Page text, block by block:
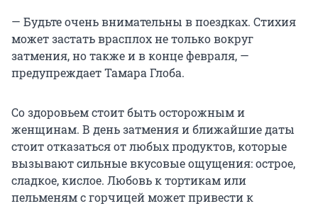
— Будьте очень внимательны в поездках. Стихия
может застать врасплох не только вокруг
затмения, но также и в конце февраля, —
предупреждает Тамара Глоба.
Со здоровьем стоит быть осторожным и
женщинам. В день затмения и ближайшие даты
стоит отказаться от любых продуктов, которые
вызывают сильные вкусовые ощущения: острое,
сладкое, кислое. Любовь к тортикам или
пельменям с горчицей может привести к